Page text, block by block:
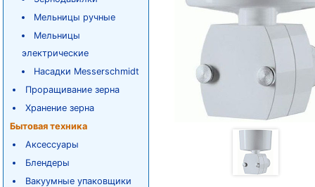
Мельницы ручные
Мельницы
электрические
Насадки Messerschmidt
Проращивание зерна
Хранение зерна
Бытовая техника
Аксессуары
Блендеры
Вакуумные упаковщики